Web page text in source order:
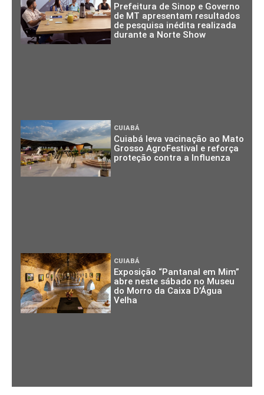
Prefeitura de Sinop e Governo
de MT apresentam resultados
de pesquisa inédita realizada
durante a Norte Show
CUIABÁ
Cuiabá leva vacinação ao Mato
Grosso AgroFestival e reforça
proteção contra a Influenza
CUIABÁ
Exposição “Pantanal em Mim”
abre neste sábado no Museu
do Morro da Caixa D’Água
Velha